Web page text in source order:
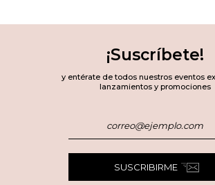
¡Suscríbete!
y entérate de todos nuestros eventos
lanzamientos y promociones
SUSCRIBIRME